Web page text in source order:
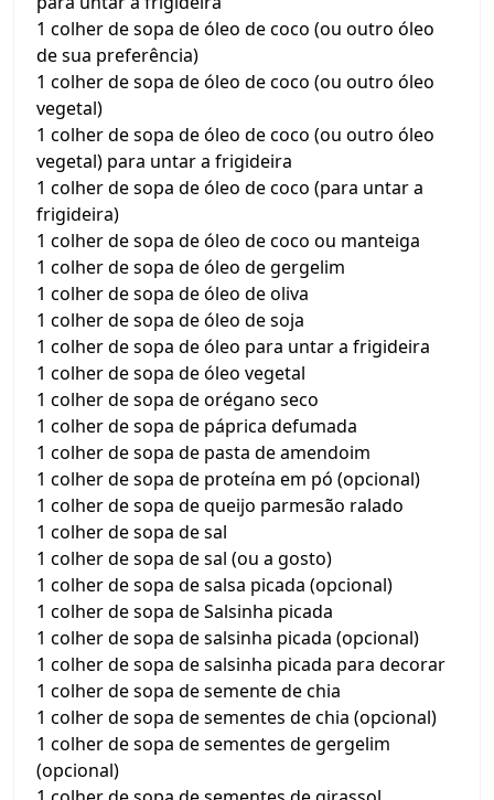
1 colher de sopa de óleo de coco (ou outro óleo
de sua preferência)
1 colher de sopa de óleo de coco (ou outro óleo
vegetal)
1 colher de sopa de óleo de coco (ou outro óleo
vegetal) para untar a frigideira
1 colher de sopa de óleo de coco (para untar a
frigideira)
1 colher de sopa de óleo de coco ou manteiga
1 colher de sopa de óleo de gergelim
1 colher de sopa de óleo de oliva
1 colher de sopa de óleo de soja
1 colher de sopa de óleo para untar a frigideira
1 colher de sopa de óleo vegetal
1 colher de sopa de orégano seco
1 colher de sopa de páprica defumada
1 colher de sopa de pasta de amendoim
1 colher de sopa de proteína em pó (opcional)
1 colher de sopa de queijo parmesão ralado
1 colher de sopa de sal
1 colher de sopa de sal (ou a gosto)
1 colher de sopa de salsa picada (opcional)
1 colher de sopa de Salsinha picada
1 colher de sopa de salsinha picada (opcional)
1 colher de sopa de salsinha picada para decorar
1 colher de sopa de semente de chia
1 colher de sopa de sementes de chia (opcional)
1 colher de sopa de sementes de gergelim
(opcional)